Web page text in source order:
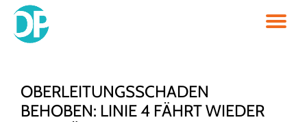
Skip
OBERLEITUNGSSCHADEN
BEHOBEN: LINIE 4 FÄHRT WIEDER